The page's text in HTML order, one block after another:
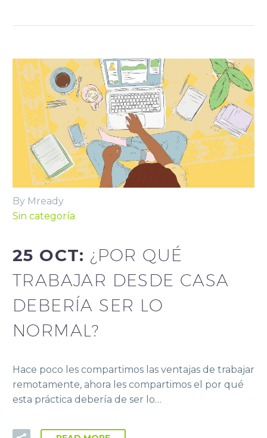
By Mready
Sin categoría
25 OCT: ¿POR QUÉ
TRABAJAR DESDE CASA
DEBERÍA SER LO
NORMAL?
Hace poco les compartimos las ventajas de trabajar
remotamente, ahora les compartimos el por qué
esta práctica debería de ser lo…